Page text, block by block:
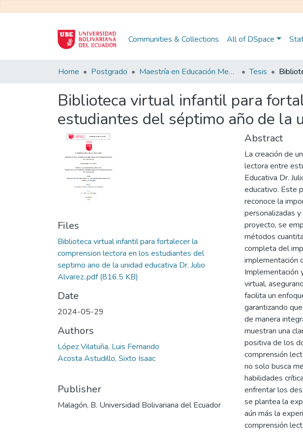
Communities & Collections All of DSpace
Home Postgrado Maestría en Educación Mención en Pedagogía en Entornos Digitales Tesis
Biblioteca virtual infantil para
estudiantes del séptimo año de la
Files
Biblioteca virtual infantil para fortalecer la
comprension lectora en los estudiantes del
septimo ano de la unidad educativa Dr. Julio
Alvarez..pdf(816.5 KB)
Date
2024-05-29
Authors
López Vilatuña, Luis Fernando
Acosta Astudillo, Sixto Isaac
Publisher
Malagón, B. Universidad Bolivariana del Ecuador
Abstract
La creación de
lectora entre
Educativa Dr.
educativo. Este
reconoce la
personalizadas
proyecto, se
métodos
completa del
implementación
Implementación
virtual,
facilita un
garantizando
de manera
muestran una
positiva de los
comprensión
no solo busca
habilidades
enfrentar los
se plantea la
aún más la
comprensión